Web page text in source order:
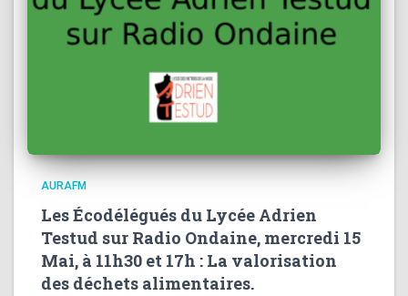
AURAFM
Les Écodélégués du Lycée Adrien
Testud sur Radio Ondaine, mercredi 15
Mai, à 11h30 et 17h : La valorisation
des déchets alimentaires.